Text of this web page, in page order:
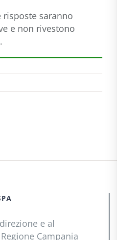
risposte saranno
e non rivestono
e al
Campania